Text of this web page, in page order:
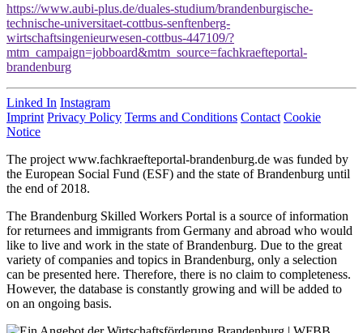
https://www.aubi-plus.de/duales-studium/brandenburgische-
technische-universitaet-cottbus-senftenberg-
wirtschaftsingenieurwesen-cottbus-447109/?
mtm_campaign=jobboard&mtm_source=fachkraefteportal-
brandenburg
Linked In Instagram
Imprint Privacy Policy Terms and Conditions Contact Cookie
Notice
The project www.fachkraefteportal-brandenburg.de was funded by
the European Social Fund (ESF) and the state of Brandenburg until
the end of 2018.
The Brandenburg Skilled Workers Portal is a source of information
for returnees and immigrants from Germany and abroad who would
like to live and work in the state of Brandenburg. Due to the great
variety of companies and topics in Brandenburg, only a selection
can be presented here. Therefore, there is no claim to completeness.
However, the database is constantly growing and will be added to
on an ongoing basis.